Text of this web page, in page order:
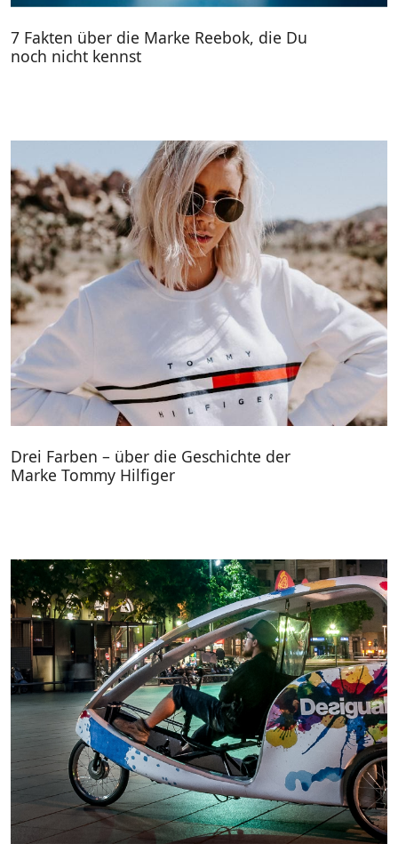
7 Fakten über die Marke Reebok, die Du
noch nicht kennst
Drei Farben – über die Geschichte der
Marke Tommy Hilfiger